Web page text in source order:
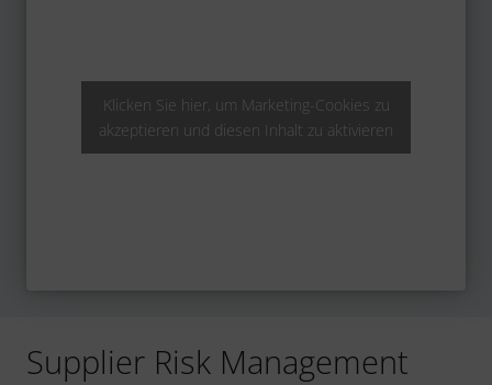
Klicken Sie hier, um Marketing-Cookies zu
akzeptieren und diesen Inhalt zu aktivieren
Supplier Risk Management